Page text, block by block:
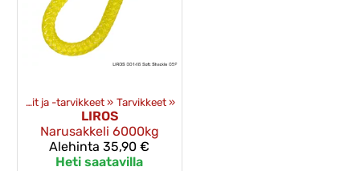
Vinssit ja -tarvikkeet ‪» Tarvikkeet ‪»
LIROS
Narusakkeli 6000kg
Alehinta 35,90 €
Heti saatavilla